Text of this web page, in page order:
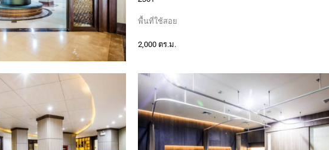
พื้นที่ใช้สอย
2,000 ตร.ม.